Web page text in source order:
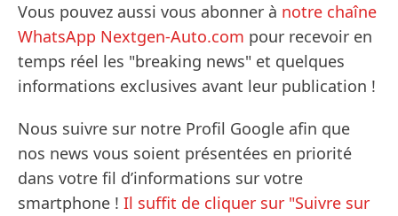
Vous pouvez aussi vous abonner à notre chaîne
WhatsApp Nextgen-Auto.com pour recevoir en
temps réel les "breaking news" et quelques
informations exclusives avant leur publication !
Nous suivre sur notre Profil Google afin que
nos news vous soient présentées en priorité
dans votre fil d’informations sur votre
smartphone ! Il suffit de cliquer sur "Suivre sur